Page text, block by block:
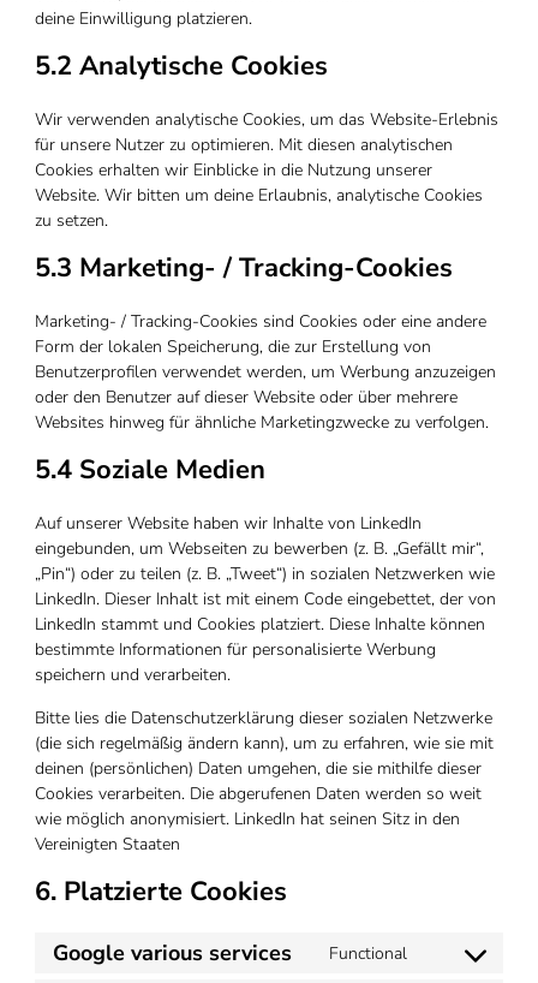
deine Einwilligung platzieren.
5.2 Analytische Cookies
Wir verwenden analytische Cookies, um das Website-Erlebnis
für unsere Nutzer zu optimieren. Mit diesen analytischen
Cookies erhalten wir Einblicke in die Nutzung unserer
Website. Wir bitten um deine Erlaubnis, analytische Cookies
zu setzen.
5.3 Marketing- / Tracking-Cookies
Marketing- / Tracking-Cookies sind Cookies oder eine andere
Form der lokalen Speicherung, die zur Erstellung von
Benutzerprofilen verwendet werden, um Werbung anzuzeigen
oder den Benutzer auf dieser Website oder über mehrere
Websites hinweg für ähnliche Marketingzwecke zu verfolgen.
5.4 Soziale Medien
Auf unserer Website haben wir Inhalte von LinkedIn
eingebunden, um Webseiten zu bewerben (z. B. „Gefällt mir“,
„Pin“) oder zu teilen (z. B. „Tweet“) in sozialen Netzwerken wie
LinkedIn. Dieser Inhalt ist mit einem Code eingebettet, der von
LinkedIn stammt und Cookies platziert. Diese Inhalte können
bestimmte Informationen für personalisierte Werbung
speichern und verarbeiten.
Bitte lies die Datenschutzerklärung dieser sozialen Netzwerke
(die sich regelmäßig ändern kann), um zu erfahren, wie sie mit
deinen (persönlichen) Daten umgehen, die sie mithilfe dieser
Cookies verarbeiten. Die abgerufenen Daten werden so weit
wie möglich anonymisiert. LinkedIn hat seinen Sitz in den
Vereinigten Staaten
6. Platzierte Cookies
Google various services Functional
Consent